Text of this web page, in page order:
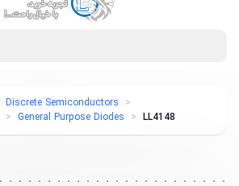
Discrete Semiconductors
General Purpose Diodes LL4148